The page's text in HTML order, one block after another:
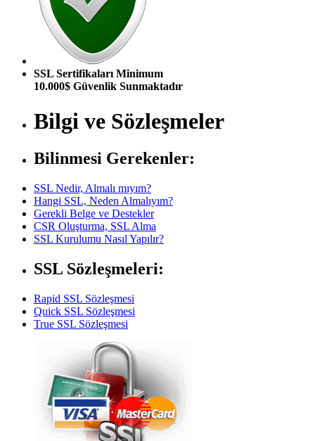
SSL Sertifikaları Minimum
10.000$ Güvenlik Sunmaktadır
Bilgi ve Sözleşmeler
Bilinmesi Gerekenler:
SSL Nedir, Almalı mıyım?
Hangi SSL, Neden Almalıyım?
Gerekli Belge ve Destekler
CSR Oluşturma, SSL Alma
SSL Kurulumu Nasıl Yapılır?
SSL Sözleşmeleri:
Rapid SSL Sözleşmesi
Quick SSL Sözleşmesi
True SSL Sözleşmesi